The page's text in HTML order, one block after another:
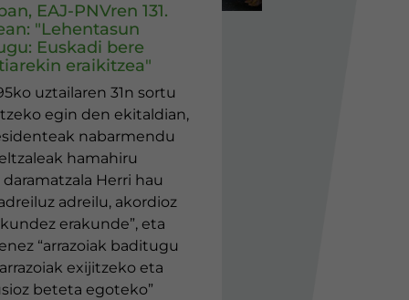
EAJ-PNVren 131.
"Lehentasun
Euskadi bere
eraikitzea"
uztailaren 31n sortu
egin den ekitaldian,
nabarmendu
hamahiru
Herri hau
adreilu, akordioz
erakunde”, eta
“arrazoiak baditugu
exijitzeko eta
beteta egoteko”